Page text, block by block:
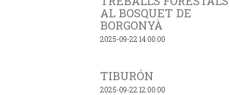
AL BOSQUET DE
BORGONYÀ
2025-09-22 14:00:00
TIBURÓN
2025-09-22 12:00:00